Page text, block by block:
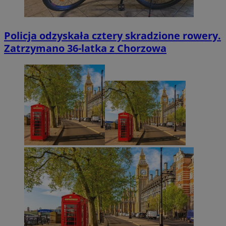
Policja odzyskała cztery skradzione rowery.
Zatrzymano 36-latka z Chorzowa